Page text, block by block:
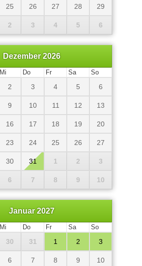
25 26 27 28 29
2 3 4 5 6
Dezember 2026
Mi Do Fr Sa So
2 3 4 5 6
9 10 11 12 13
16 17 18 19 20
23 24 25 26 27
30 31 1 2 3
6 7 8 9 10
Januar 2027
Mi Do Fr Sa So
30 31 1 2 3
6 7 8 9 10